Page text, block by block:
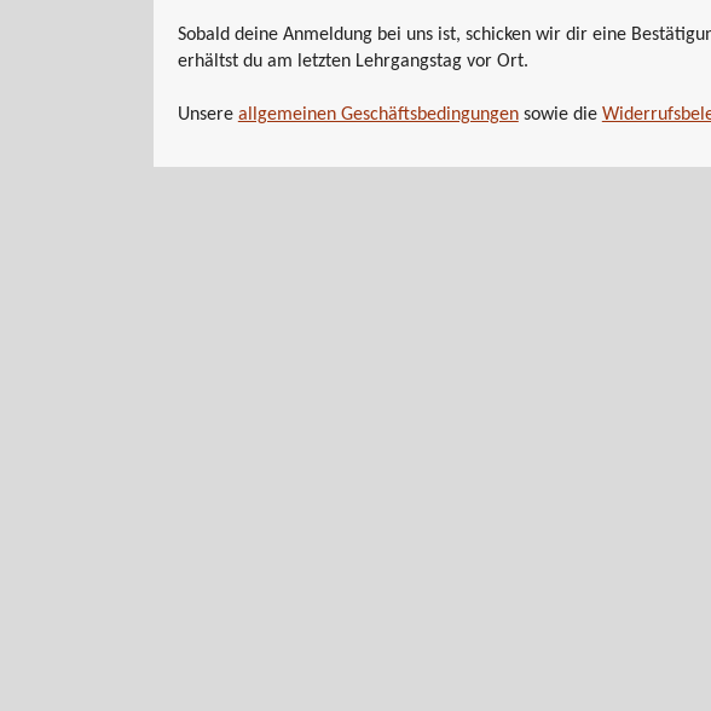
Sobald deine Anmeldung bei uns ist, schicken wir dir eine
erhältst du am letzten Lehrgangstag vor Ort.
Unsere allgemeinen Geschäftsbedingungensowie die